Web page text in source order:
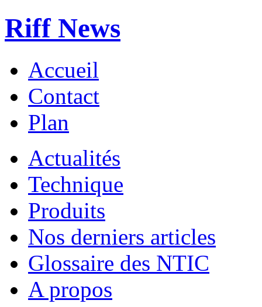
Riff News
Accueil
Contact
Plan
Actualités
Technique
Produits
Nos derniers articles
Glossaire des NTIC
A propos